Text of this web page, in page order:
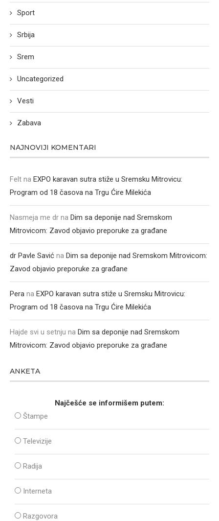
Sport
Srbija
Srem
Uncategorized
Vesti
Zabava
NAJNOVIJI KOMENTARI
Felt na EXPO karavan sutra stiže u Sremsku Mitrovicu:
Program od 18 časova na Trgu Ćire Milekića
Nasmeja me dr na Dim sa deponije nad Sremskom
Mitrovicom: Zavod objavio preporuke za građane
dr Pavle Savić na Dim sa deponije nad Sremskom Mitrovicom:
Zavod objavio preporuke za građane
Pera na EXPO karavan sutra stiže u Sremsku Mitrovicu:
Program od 18 časova na Trgu Ćire Milekića
Hajde svi u setnju na Dim sa deponije nad Sremskom
Mitrovicom: Zavod objavio preporuke za građane
ANKETA
Najčešće se informišem putem:
Štampe
Televizije
Radija
Interneta
Razgovora